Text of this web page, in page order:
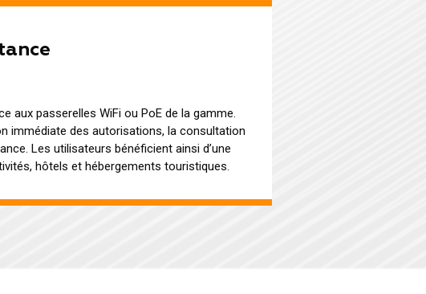
passerelles WiFi ou PoE de la gamme.
immédiate des autorisations, la consultation
Les utilisateurs bénéficient ainsi d’une
hôtels et hébergements touristiques.